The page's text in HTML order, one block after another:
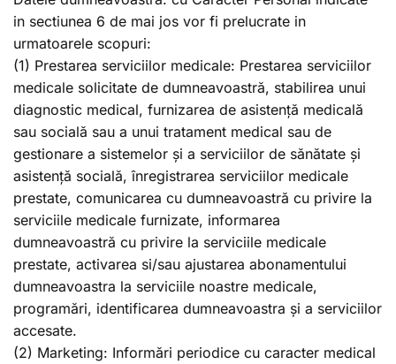
in sectiunea 6 de mai jos vor fi prelucrate in
urmatoarele scopuri:
(1) Prestarea serviciilor medicale: Prestarea serviciilor
medicale solicitate de dumneavoastră, stabilirea unui
diagnostic medical, furnizarea de asistență medicală
sau socială sau a unui tratament medical sau de
gestionare a sistemelor și a serviciilor de sănătate și
asistență socială, înregistrarea serviciilor medicale
prestate, comunicarea cu dumneavoastră cu privire la
serviciile medicale furnizate, informarea
dumneavoastră cu privire la serviciile medicale
prestate, activarea si/sau ajustarea abonamentului
dumneavoastra la serviciile noastre medicale,
programări, identificarea dumneavoastra și a serviciilor
accesate.
(2) Marketing: Informări periodice cu caracter medical